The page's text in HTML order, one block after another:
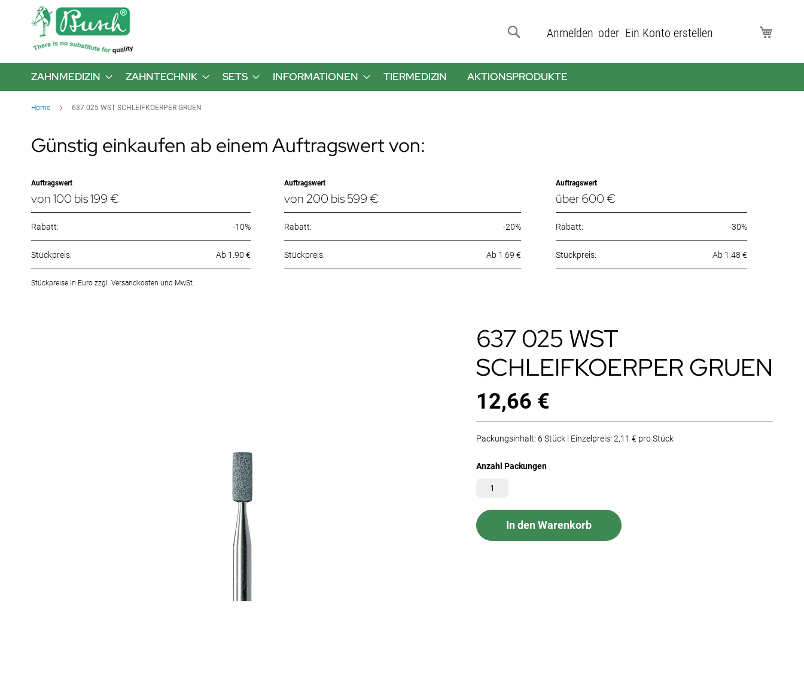
Direkt
Inhalt
Anmelden Ein Konto erstellen
ZAHNMEDIZIN ZAHNTECHNIK SETS INFORMATIONEN TIERMEDIZIN AKTIONSPRODUKTE
Home 637 025 WST SCHLEIFKOERPER GRUEN
Günstig einkaufen ab einem Auftragswert von:
Auftragswert
von 100 bis 199 €
Auftragswert
von 200 bis 599 €
Auftragswert
über 600 €
Rabatt: -10% Rabatt: -20% Rabatt: -30%
Ab 1.90 € Ab 1.69 € Ab 1.48 €
Stückpreise in Euro zzgl. Versandkosten und MwSt.
637 025 WST
SCHLEIFKOERPER GRUEN
12,66 €
Packungsinhalt: 6 Stück | Einzelpreis: 2,11 € pro Stück
Anzahl Packungen
In den Warenkorb